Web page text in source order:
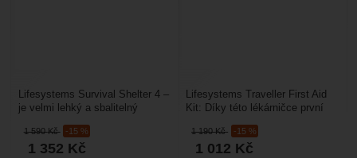
1 590Kč -15 %
1 352 Kč
Lifesystems Survival Shelter 4 –
je velmi lehký a sbalitelný
určený pro...
1 190Kč -15 %
1 012 Kč
Lifesystems Traveller First Aid
Kit: Díky této lékárničce první
turistice a...